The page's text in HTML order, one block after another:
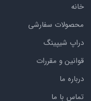
خانه
محصولات سفارشی
دراپ شیپینگ
قوانین و مقررات
درباره ما
تماس با ما